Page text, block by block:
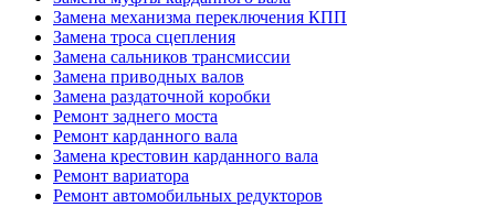
Замена механизма переключения КПП
Замена троса сцепления
Замена сальников трансмиссии
Замена приводных валов
Замена раздаточной коробки
Ремонт заднего моста
Ремонт карданного вала
Замена крестовин карданного вала
Ремонт вариатора
Ремонт автомобильных редукторов